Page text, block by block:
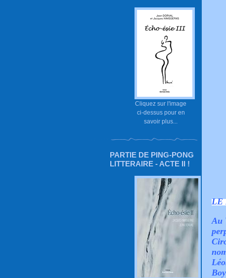
Cliquez sur l'image
ci-dessus pour en
savoir plus...
PARTIE DE PING-PONG
LITTERAIRE - ACTE II !
LE
Au